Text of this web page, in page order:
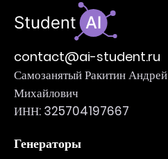
contact@ai-student.ru
Самозанятый Ракитин Андрей
Михайлович
ИНН: 325704197667
Генераторы